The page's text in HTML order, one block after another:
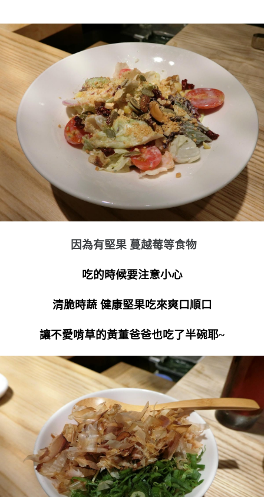
因為有堅果 蔓越莓等食物
吃的時候要注意小心
清脆時蔬 健康堅果吃來爽口順口
讓不愛啃草的黃董爸爸也吃了半碗耶~